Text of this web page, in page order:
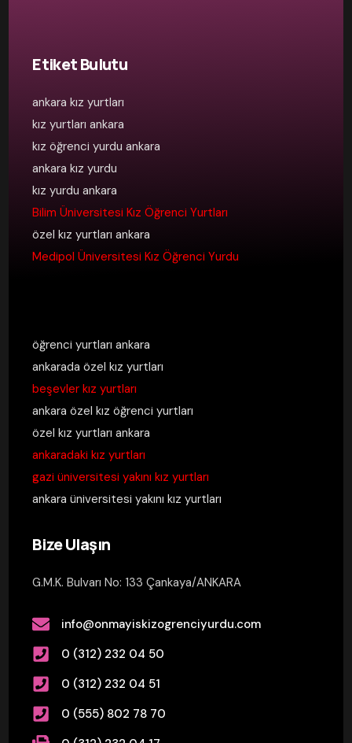
Etiket Bulutu
ankara kız yurtları
kız yurtları ankara
kız öğrenci yurdu ankara
ankara kız yurdu
kız yurdu ankara
Bilim Üniversitesi Kız Öğrenci Yurtları
özel kız yurtları ankara
Medipol Üniversitesi Kız Öğrenci Yurdu
öğrenci yurtları ankara
ankarada özel kız yurtları
beşevler kız yurtları
ankara özel kız öğrenci yurtları
özel kız yurtları ankara
ankaradaki kız yurtları
gazi üniversitesi yakını kız yurtları
ankara üniversitesi yakını kız yurtları
Bize Ulaşın
G.M.K. Bulvarı No: 133Çankaya/ANKARA
info@onmayiskizogrenciyurdu.com
0 (312) 232 04 50
0 (312) 232 04 51
0 (555) 802 78 70